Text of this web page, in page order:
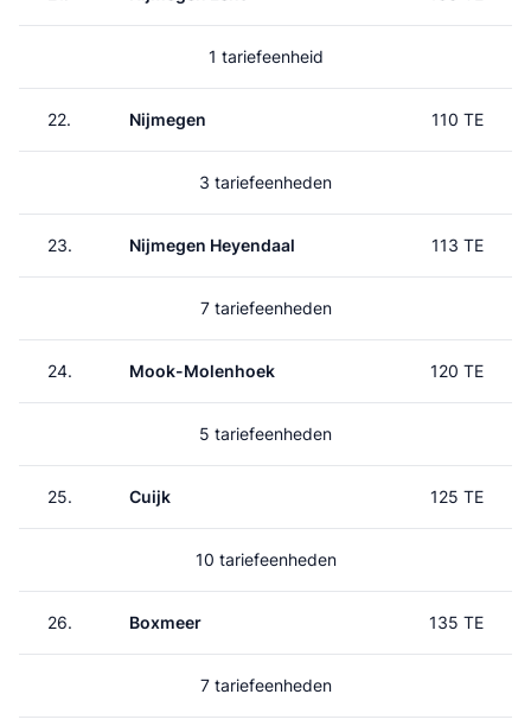
1 tariefeenheid
22. Nijmegen 110 TE
3 tariefeenheden
23. Nijmegen Heyendaal 113 TE
7 tariefeenheden
24. Mook-Molenhoek 120 TE
5 tariefeenheden
25. Cuijk 125 TE
10 tariefeenheden
26. Boxmeer 135 TE
7 tariefeenheden